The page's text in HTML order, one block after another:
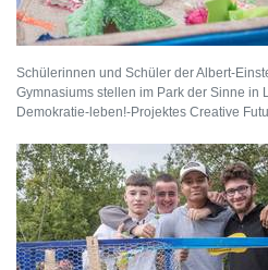
Schülerinnen und Schüler der Albert-
Gymnasiums stellen im Park der Sinne in
Demokratie-leben!-Projektes Creative